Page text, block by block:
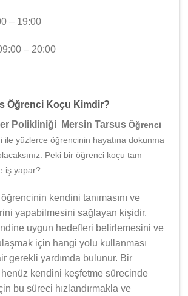
– 19:00
– 20:00
Öğrenci Koçu Kimdir?
Polikliniği Mersin Tarsus Öğrenci
ile yüzlerce öğrencinin hayatına dokunma
Peki bir öğrenci koçu tam
iş yapar?
kendini tanımasını ve
yapabilmesini sağlayan kişidir.
uygun hedefleri belirlemesini ve
için hangi yolu kullanması
gerekli yardımda bulunur. Bir
kendini keşfetme sürecinde
bu süreci hızlandırmakla ve